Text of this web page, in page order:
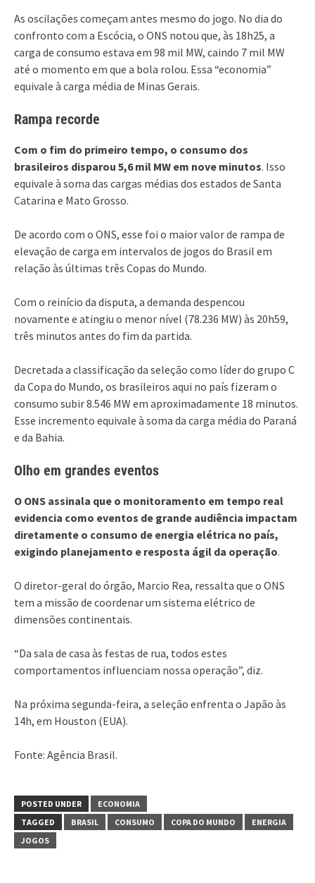
As oscilações começam antes mesmo do jogo. No dia do
confronto com a Escócia, o ONS notou que, às 18h25, a
carga de consumo estava em 98 mil MW, caindo 7 mil MW
até o momento em que a bola rolou. Essa “economia”
equivale à carga média de Minas Gerais.
Rampa recorde
Com o fim do primeiro tempo, o consumo dos
brasileiros disparou 5,6 mil MW em nove minutos. Isso
equivale à soma das cargas médias dos estados de Santa
Catarina e Mato Grosso.
De acordo com o ONS, esse foi o maior valor de rampa de
elevação de carga em intervalos de jogos do Brasil em
relação às últimas três Copas do Mundo.
Com o reinício da disputa, a demanda despencou
novamente e atingiu o menor nível (78.236 MW) às 20h59,
três minutos antes do fim da partida.
Decretada a classificação da seleção como líder do grupo C
da Copa do Mundo, os brasileiros aqui no país fizeram o
consumo subir 8.546 MW em aproximadamente 18 minutos.
Esse incremento equivale à soma da carga média do Paraná
e da Bahia.
Olho em grandes eventos
O ONS assinala que o monitoramento em tempo real
evidencia como eventos de grande audiência impactam
diretamente o consumo de energia elétrica no país,
exigindo planejamento e resposta ágil da operação.
O diretor-geral do órgão, Marcio Rea, ressalta que o ONS
tem a missão de coordenar um sistema elétrico de
dimensões continentais.
“Da sala de casa às festas de rua, todos estes
comportamentos influenciam nossa operação”, diz.
Na próxima segunda-feira, a seleção enfrenta o Japão às
14h, em Houston (EUA).
Fonte: Agência Brasil.
POSTED UNDER
ECONOMIA
TAGGED
BRASIL CONSUMO COPA DO MUNDO
ENERGIA
JOGOS